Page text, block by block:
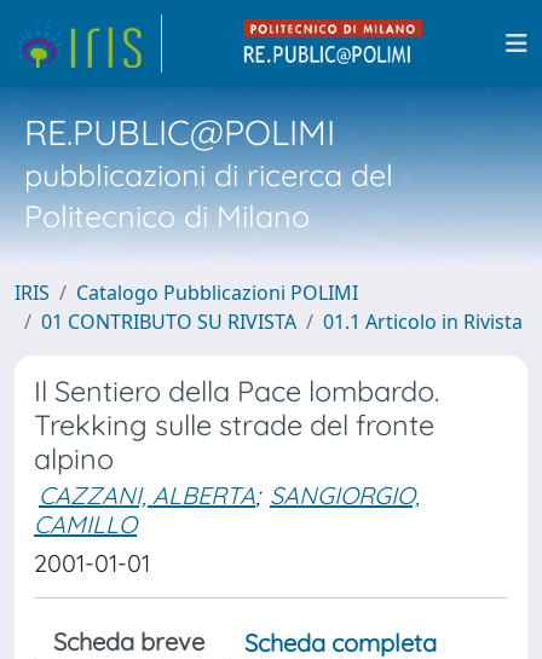
RE.PUBLIC@POLIMI
pubblicazioni di ricerca del
Politecnico di Milano
IRIS
Catalogo Pubblicazioni POLIMI
01 CONTRIBUTO SU RIVISTA
01.1 Articolo in Rivista
Il Sentiero della Pace lombardo.
Trekking sulle strade del fronte
alpino
CAZZANI, ALBERTA; SANGIORGIO,
CAMILLO
2001-01-01
Scheda breve
Scheda completa